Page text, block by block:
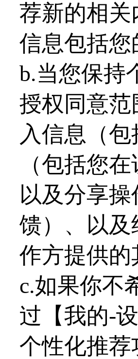
荐新的相
信息包括
b.当您保持
授权同意
入信息（
（包括您
以及分享
馈）、以
作方提供
c.如果你不
过【我的-
个性化推